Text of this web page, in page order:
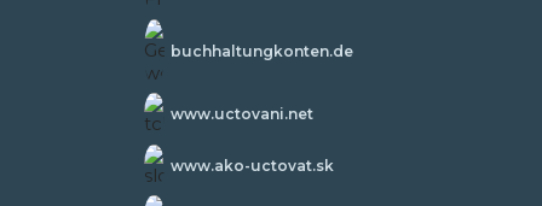
buchhaltungkonten.de
www.uctovani.net
www.ako-uctovat.sk